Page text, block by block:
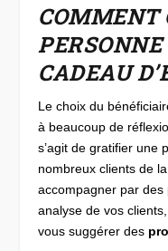
COMMENT
CADEAU
Le choix du
à beaucoup de
s’agit de gratifier une
nombreux clients de
accompagner par
analyse de vos
vous suggérer des